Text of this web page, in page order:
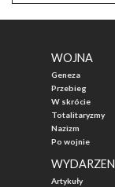
WOJNA
Geneza
Przebieg
W skrócie
Totalitaryzmy
Nazizm
Po wojnie
Artykuły